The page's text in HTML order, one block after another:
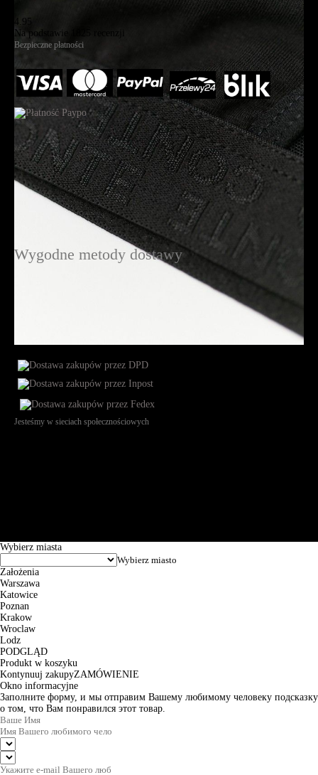
4.95
Na podstawie
Bezpieczne płatności
Wygodne metody dostawy
Jesteśmy w sieciach społecznościowych
Wybierz miasta
Założenia
Warszawa
Katowice
Poznan
Krakow
Wroclaw
Lodz
PODGLĄD
Produkt w koszyku
Kontynuuj zakupyZAMÓWIENIE
Okno informacyjne
Заполните форму, и мы отправим Вашему любимому человеку подсказку
о том, что Вам понравился этот товар.